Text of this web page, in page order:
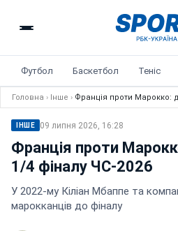
Футбол Баскетбол Теніс
Головна › Інше › Франція проти Марокко:
ІНШЕ 09 липня 2026, 16:28
Франція проти
1/4 фіналу ЧС-2026
У 2022-му Кіліан Мбаппе та
марокканців до фіналу